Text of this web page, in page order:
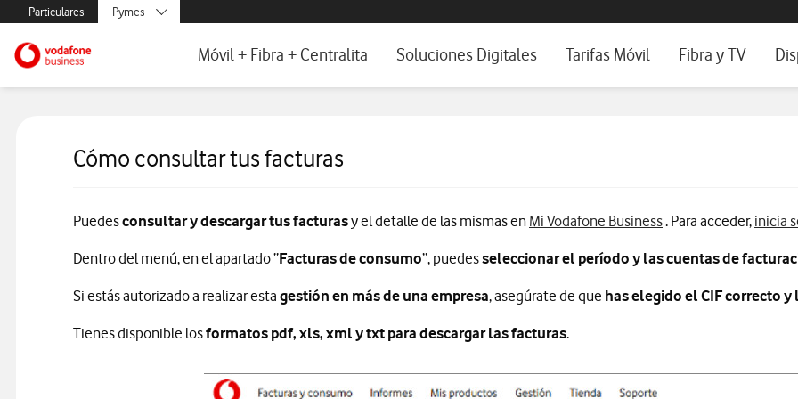
Menús secundarios. Enlace a particulares, empresas y autónomos, ayuda e idioma
Particulares
Menus de segmentación para empresas y autónomos
Pymes
y AA.PP.
Ir a la pagina principal de vodafone.esMóvil + Fibra + Centralita Soluciones Digitales
Servicios Cloud
Tarifas Móvil Fibra y TV
Cómo consultar tus facturas
Puedesconsultar y descargar tus facturasy el detalle de las mismas en Mi Vodafone BusinessInformación sobre Mi
. Para acceder, inicia
Dentro del menú, en el apartado “Facturas de consumo”, puedesseleccionar el período y las cuentas de
Si estás autorizado a realizar esta gestión en más de una empresa, asegúrate de que has elegido el CIF correcto y
Tienes disponible losformatos pdf, xls, xml y txt para descargar las facturas.